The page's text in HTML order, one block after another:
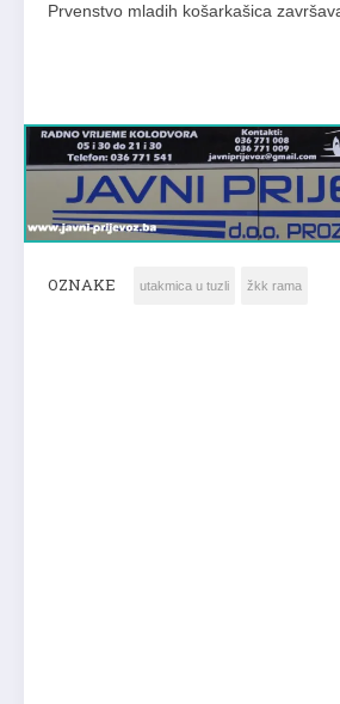
Prvenstvo mladih košarkašica
OZNAKE utakmica u tuzli žkk rama